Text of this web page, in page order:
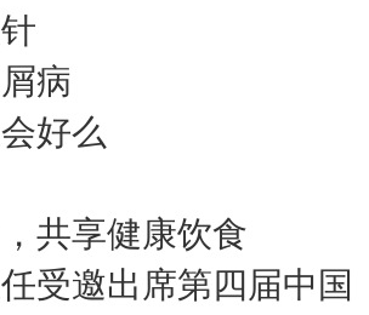
病
好么
共享健康饮食
受邀出席第四届中国